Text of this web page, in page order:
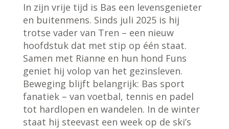
In zijn vrije tijd is Bas een levensgenieter
en buitenmens. Sinds juli 2025 is hij
trotse vader van Tren – een nieuw
hoofdstuk dat met stip op één staat.
Samen met Rianne en hun hond Funs
geniet hij volop van het gezinsleven.
Beweging blijft belangrijk: Bas sport
fanatiek – van voetbal, tennis en padel
tot hardlopen en wandelen. In de winter
staat hij steevast een week op de ski’s